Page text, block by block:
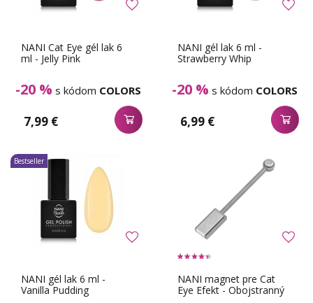
NANI Cat Eye gél lak 6
ml - Jelly Pink
-20 % s kódom COLORS
7,99 €
NANI gél lak 6 ml -
Strawberry Whip
-20 % s kódom COLORS
6,99 €
NANI gél lak 6 ml -
Vanilla Pudding
Bestseller
NANI magnet pre Cat
Eye Efekt - Obojstranný